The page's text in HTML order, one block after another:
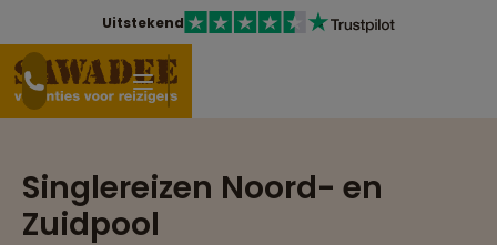
Uitstekend
Singlereizen Noord- en
Zuidpool